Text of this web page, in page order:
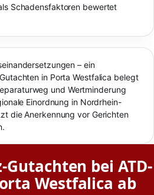
Schadensfaktoren bewertet
– ein
in Porta Westfalica belegt
und Wertminderung
Einordnung in Nordrhein-
die Anerkennung vor Gerichten
bei ATD-
Westfalica ab